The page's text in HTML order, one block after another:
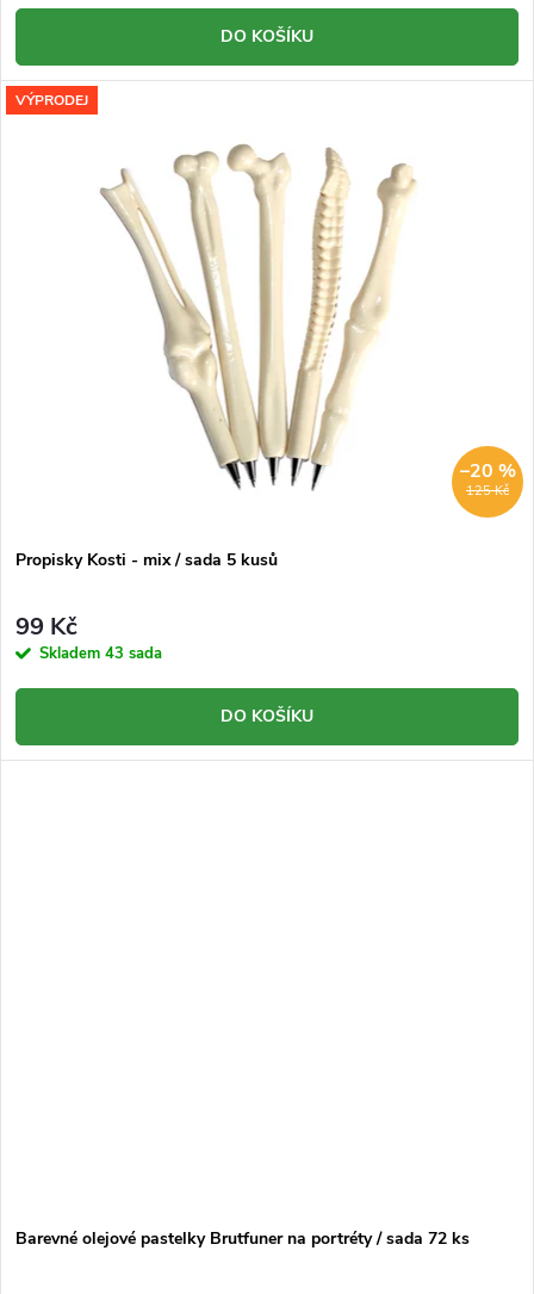
DO KOŠÍKU
VÝPRODEJ
125 Kč
–20 %
Propisky Kosti - mix / sada 5 kusů
99 Kč
Skladem 43 sada
DO KOŠÍKU
Barevné olejové pastelky Brutfuner na portréty / sada 72 ks